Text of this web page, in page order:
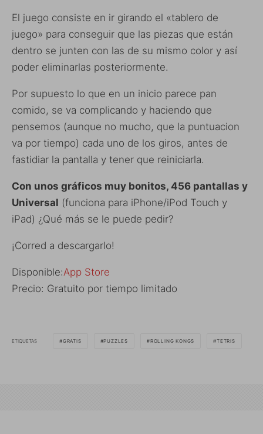
El juego consiste en ir girando el «tablero de
juego» para conseguir que las piezas que están
dentro se junten con las de su mismo color y así
poder eliminarlas posteriormente.
Por supuesto lo que en un inicio parece pan
comido, se va complicando y haciendo que
pensemos (aunque no mucho, que la puntuacion
va por tiempo) cada uno de los giros, antes de
fastidiar la pantalla y tener que reiniciarla.
Con unos gráficos muy bonitos, 456 pantallas y
Universal (funciona para iPhone/iPod Touch y
iPad) ¿Qué más se le puede pedir?
¡Corred a descargarlo!
Disponible:App Store
Precio: Gratuito por tiempo limitado
ETIQUETAS GRATIS PUZZLES ROLLING KONGS TETRIS